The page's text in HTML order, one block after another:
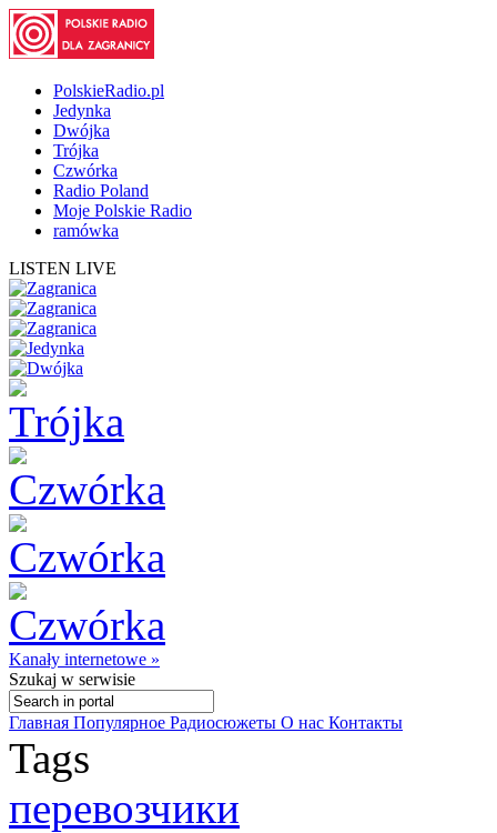
PolskieRadio.pl
Jedynka
Dwójka
Trójka
Czwórka
Radio Poland
Moje Polskie Radio
ramówka
LISTEN LIVE
Kanały internetowe »
Szukaj w serwisie
Главная Популярное Радиосюжеты О нас Контакты
Tags
перевозчики